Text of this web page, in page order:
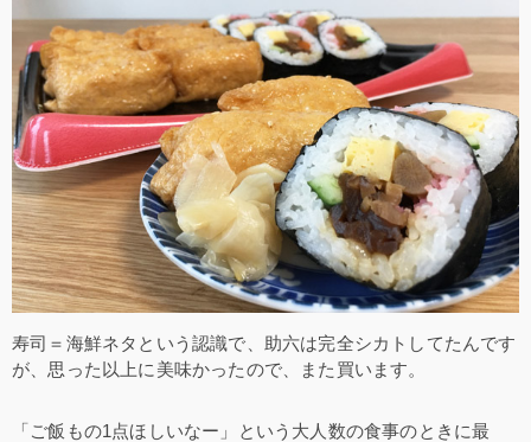
寿司＝海鮮ネタという認識で、助六は完全シカトしてたんです
が、思った以上に美味かったので、また買います。
「ご飯もの1点ほしいなー」という大人数の食事のときに最